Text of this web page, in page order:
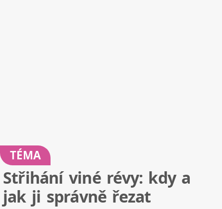
TÉMA
Střihání viné révy: kdy a
jak ji správně řezat